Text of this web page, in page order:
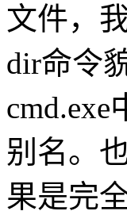
文件，
dir命令
别名。
果是完